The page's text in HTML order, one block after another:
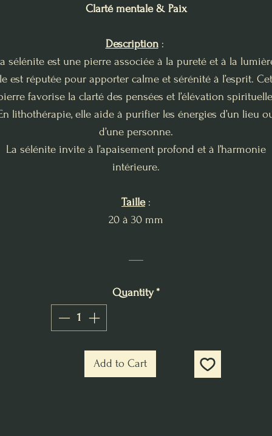
Clarté mentale & Paix
Description:
sélénite est une pierre associée à la pureté et à la
est réputée pour apporter calme et sérénité à l’esprit.
favorise la clarté des pensées et l’élévation
lithothérapie, elle aide à purifier les énergies d’un lieu
d’une personne.
La sélénite invite à l’apaisement profond et à l’harmonie
intérieure.
Taille:
20 à 30 mm
Quantity*
Add to Cart